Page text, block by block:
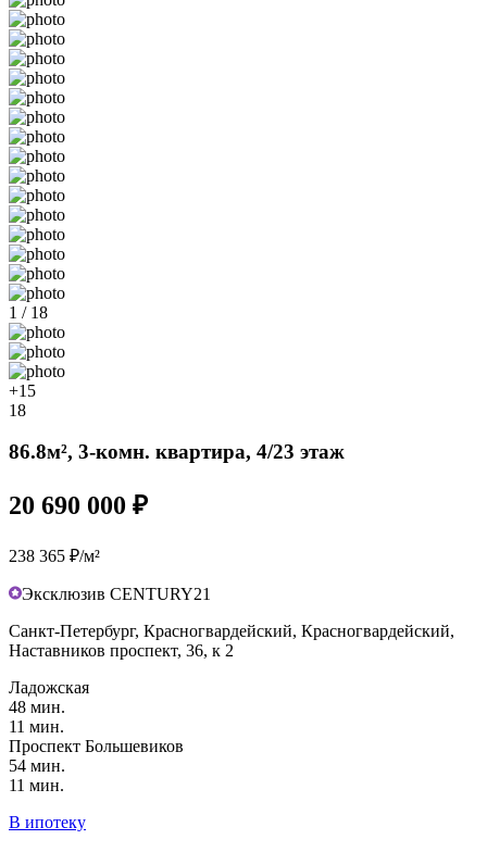
1 / 18
+15
18
86.8м², 3-комн. квартира, 4/23 этаж
20 690 000 ₽
238 365 ₽/м²
Эксклюзив CENTURY21
Санкт-Петербург, Красногвардейский, Красногвардейский,
Наставников проспект, 36, к 2
Ладожская
48 мин.
11 мин.
Проспект Большевиков
54 мин.
11 мин.
В ипотеку